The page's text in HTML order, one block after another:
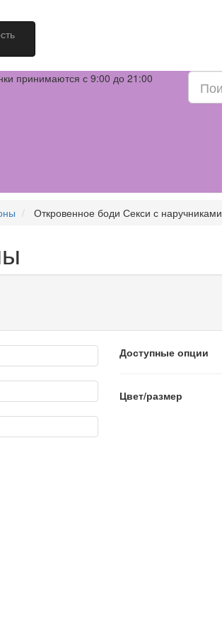
принимаются с 9:00 до 21:00
Откровенное боди Секси с наручниками
Доступные опции
Цвет/размер